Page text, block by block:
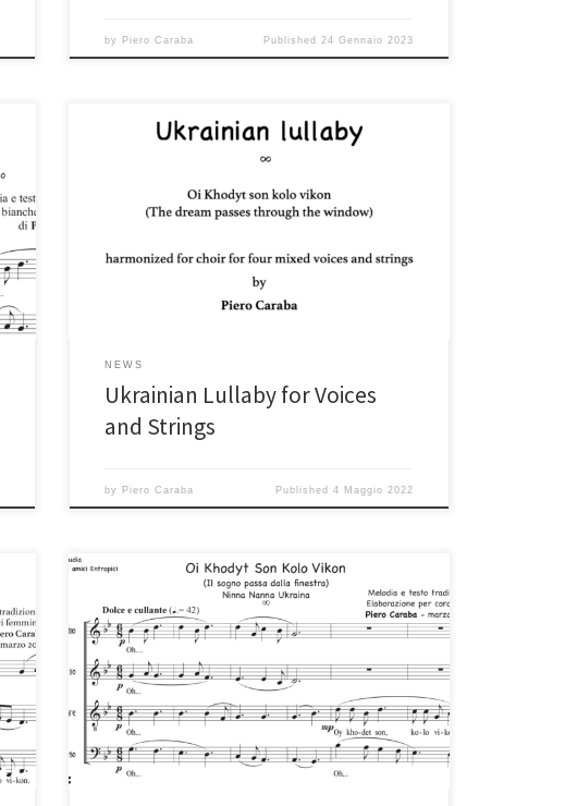
by Piero Caraba Published 24 Gennaio 2023
NEWS
Ukrainian Lullaby for Voices
and Strings
by Piero Caraba Published 4 Maggio 2022